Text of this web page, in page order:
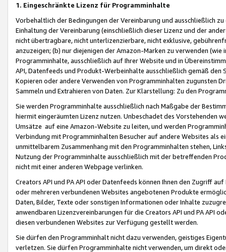
1. Eingeschränkte Lizenz für Programminhalte
Vorbehaltlich der Bedingungen der Vereinbarung und ausschließlich
Einhaltung der Vereinbarung (einschließlich dieser Lizenz und der
nicht übertragbare, nicht unterlizenzierbare, nicht exklusive,
anzuzeigen; (b) nur diejenigen der Amazon-Marken zu verwenden
Programminhalte, ausschließlich auf Ihrer Website und in
API, Datenfeeds und Produkt-Werbeinhalte ausschließlich gemäß
Kopieren oder andere Verwenden von Programminhalten zugunsten
Sammeln und Extrahieren von Daten. Zur Klarstellung: Zu den
Sie werden Programminhalte ausschließlich nach Maßgabe der
hiermit eingeräumten Lizenz nutzen. Unbeschadet des Vorstehenden
Umsätze auf eine Amazon-Website zu leiten, und werden
Verbindung mit Programminhalten Besucher auf andere Websites als
unmittelbarem Zusammenhang mit den Programminhalten stehen,
Nutzung der Programminhalte ausschließlich mit der betreffenden
nicht mit einer anderen Webpage verlinken.
Creators API und PA API oder Datenfeeds können Ihnen den Zugriff
oder mehreren verbundenen Websites angebotenen Produkte
Daten, Bilder, Texte oder sonstigen Informationen oder Inhalte
anwendbaren Lizenzvereinbarungen für die Creators API und PA API
diesen verbundenen Websites zur Verfügung gestellt werden.
Sie dürfen den Programminhalt nicht dazu verwenden, geistiges
verletzen. Sie dürfen Programminhalte nicht verwenden, um direkt